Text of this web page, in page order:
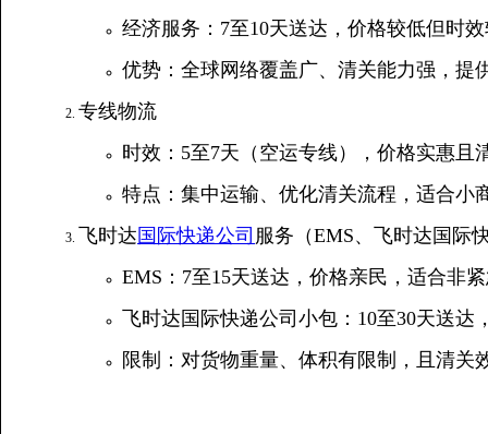
经济服务：7至10天送达，价格较低但时
优势：全球网络覆盖广、清关能力强，提
专线物流
时效：5至7天（空运专线），价格实惠且
特点：集中运输、优化清关流程，适合小
飞时达 国际快递公司 服务（EMS、飞时达国际
EMS：7至15天送达，价格亲民，适合非
飞时达国际快递公司小包：10至30天送达
限制：对货物重量、体积有限制，且清关